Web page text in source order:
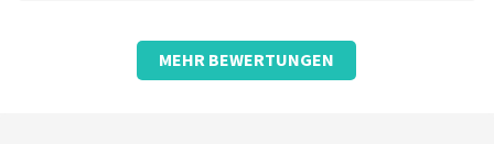
Bewertung von - Adriaan Zijl überTopTicketShop
Nett, einfach und gut
MEHR BEWERTUNGEN